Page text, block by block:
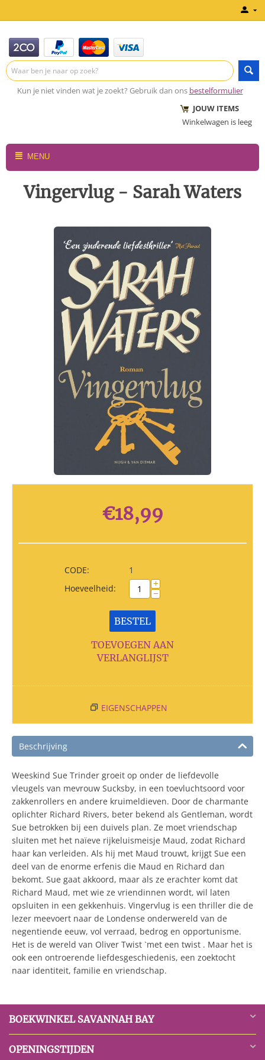
Kun je niet vinden wat je zoekt? Gebruik dan ons bestelformulier
JOUW ITEMS
Winkelwagen is leeg
MENU
Vingervlug - Sarah Waters
€18,99
CODE:
1
Hoeveelheid:
+
−
BESTEL
TOEVOEGEN AAN
VERLANGLIJST
EIGENSCHAPPEN
Beschrijving
Weeskind Sue Trinder groeit op onder de liefdevolle
vleugels van mevrouw Sucksby, in een toevluchtsoord voor
zakkenrollers en andere kruimeldieven. Door de charmante
oplichter Richard Rivers, beter bekend als Gentleman, wordt
Sue betrokken bij een duivels plan. Ze moet vriendschap
sluiten met het naïeve rijkeluismeisje Maud, zodat Richard
haar kan verleiden. Als hij met Maud trouwt, krijgt Sue een
deel van de enorme erfenis die Maud en Richard dan
bekomt. Sue gaat akkoord, maar als ze erachter komt dat
Richard Maud, met wie ze vriendinnen wordt, wil laten
opsluiten in een gekkenhuis. Vingervlug is een thriller die de
lezer meevoert naar de Londense onderwereld van de
negentiende eeuw, vol verraad, bedrog en opportunisme.
Het is de wereld van Oliver Twist `met een twist . Maar het is
ook een ontroerende liefdesgeschiedenis, een zoektocht
naar identiteit, familie en vriendschap.
BOEKWINKEL SAVANNAH BAY
OPENINGSTIJDEN